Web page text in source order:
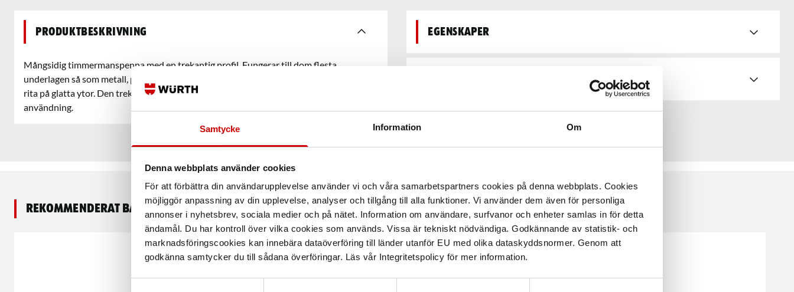
Samtycke Information Om
Denna webbplats använder cookies
För att förbättra din användarupplevelse använder vi och våra samarbetspartners cookies på denna webbplats. Cookies
möjliggör anpassning av din upplevelse, analyser och tillgång till alla funktioner. Vi använder dem även för personliga
annonser i nyhetsbrev, sociala medier och på nätet. Information om användare, surfvanor och enheter samlas in för detta
ändamål. Du har kontroll över vilka cookies som används. Vissa är tekniskt nödvändiga. Godkännande av statistik- och
marknadsföringscookies kan innebära dataöverföring till länder utanför EU med olika dataskyddsnormer. Genom att
godkänna samtycker du till sådana överföringar. Läs vår Integritetspolicy för mer information.
Produktbeskrivning
Mångsidig timmermanspenna med en trekantig profil. Fungerar till dom flesta
underlagen så som metall, plast, kakel, keramik och laminat. Speciellt framtagen för att
rita på glatta ytor. Den trekantiga profilen ger dig ett komfortabelt grepp vid
användning.
Egenskaper
Rekommenderat baserat på vald produkt